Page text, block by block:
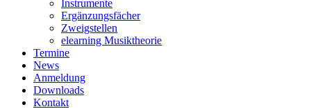
Instrumente
Ergänzungsfächer
Zweigstellen
elearning Musiktheorie
Termine
News
Anmeldung
Downloads
Kontakt